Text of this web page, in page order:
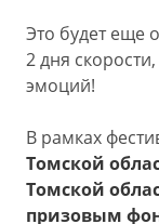
Это будет еще
2 дня
эмоций!
В рамках
Томской
Томской
призовым